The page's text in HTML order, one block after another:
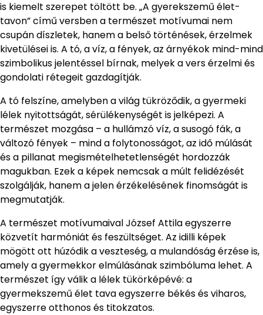
is kiemelt szerepet töltött be. „A gyerekszemű élet-
tavon” című versben a természet motívumai nem
csupán díszletek, hanem a belső történések, érzelmek
kivetülései is. A tó, a víz, a fények, az árnyékok mind-mind
szimbolikus jelentéssel bírnak, melyek a vers érzelmi és
gondolati rétegeit gazdagítják.
A tó felszíne, amelyben a világ tükröződik, a gyermeki
lélek nyitottságát, sérülékenységét is jelképezi. A
természet mozgása – a hullámzó víz, a susogó fák, a
változó fények – mind a folytonosságot, az idő múlását
és a pillanat megismételhetetlenségét hordozzák
magukban. Ezek a képek nemcsak a múlt felidézését
szolgálják, hanem a jelen érzékelésének finomságát is
megmutatják.
A természet motívumaival József Attila egyszerre
közvetít harmóniát és feszültséget. Az idilli képek
mögött ott húzódik a veszteség, a mulandóság érzése is,
amely a gyermekkor elmúlásának szimbóluma lehet. A
természet így válik a lélek tükörképévé: a
gyermekszemű élet tava egyszerre békés és viharos,
egyszerre otthonos és titokzatos.